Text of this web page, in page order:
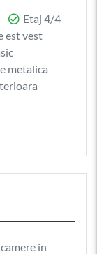
Etaj 4/4
est vest
metalica
in